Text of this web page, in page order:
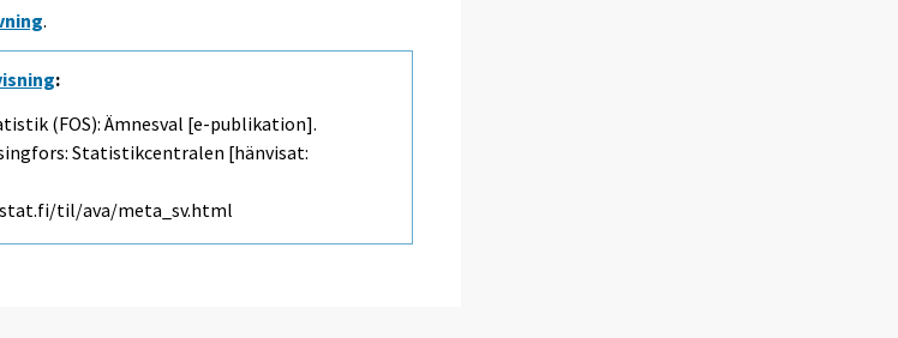
.
:
(FOS): Ämnesval [e-publikation].
Statistikcentralen [hänvisat:
til/ava/meta_sv.html